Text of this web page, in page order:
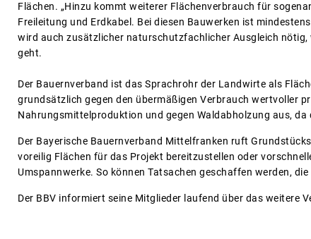
Flächen. „Hinzu kommt weiterer Flächenverbrauch für
Freileitung und Erdkabel. Bei diesen Bauwerken ist
wird auch zusätzlicher naturschutzfachlicher Ausgleich
geht.
Der Bauernverband ist das Sprachrohr der Landwirte als
grundsätzlich gegen den übermäßigen Verbrauch wertvoller
Nahrungsmittelproduktion und gegen Waldabholzung aus,
Der Bayerische Bauernverband Mittelfranken ruft
voreilig Flächen für das Projekt bereitzustellen oder
Umspannwerke. So können Tatsachen geschaffen werden,
Der BBV informiert seine Mitglieder laufend über das weitere